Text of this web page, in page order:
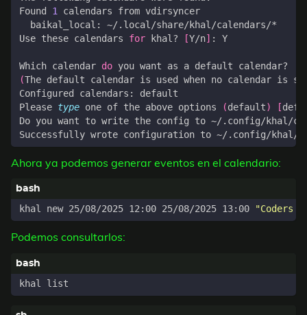
Found 1
Use these calendars for khal? [Y/n]
Which calendar do
(The default calendar is used when no calendar is
Please type one of the above options (default) [
Do you want to write the config to ~/.config/khal/
Ahora ya podemos generar eventos en el calendario:
khal new 25/08/2025 12:00 25/08/2025 13:00 "Coders
Podemos consultarlos: